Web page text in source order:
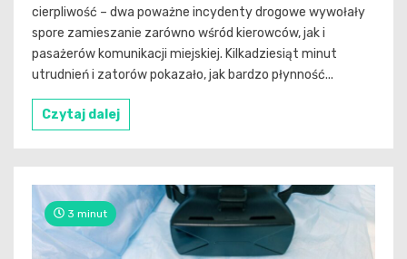
cierpliwość – dwa poważne incydenty drogowe wywołały
spore zamieszanie zarówno wśród kierowców, jak i
pasażerów komunikacji miejskiej. Kilkadziesiąt minut
utrudnień i zatorów pokazało, jak bardzo płynność...
Czytaj dalej
3 minut